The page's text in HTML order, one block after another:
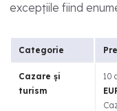
excepțiile fiind
Categorie
Cazare și
turism
10